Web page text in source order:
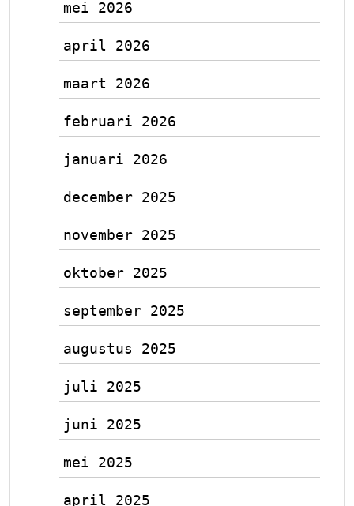
mei 2026
april 2026
maart 2026
februari 2026
januari 2026
december 2025
november 2025
oktober 2025
september 2025
augustus 2025
juli 2025
juni 2025
mei 2025
april 2025